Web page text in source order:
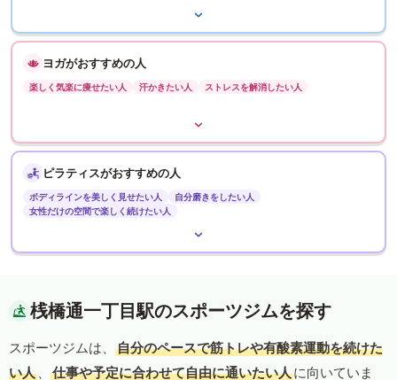
ヨガがおすすめの人
楽しく気楽に痩せたい人 汗かきたい人 ストレスを解消したい人
ピラティスがおすすめの人
ボディラインを美しく見せたい人
自分磨きをしたい人
女性だけの空間で楽しく続けたい人
桟橋通一丁目駅のスポーツジムを探す
スポーツジムは、
自分のペースで筋トレや有酸素運動を続けた
い人 、 仕事や予定に合わせて自由に通いたい人に向いていま